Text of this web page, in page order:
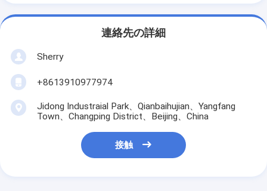
連絡先の詳細
Sherry
+8613910977974
Jidong Industraial Park、Qianbaihujian、Yangfang
Town、Changping District、Beijing、China
接触